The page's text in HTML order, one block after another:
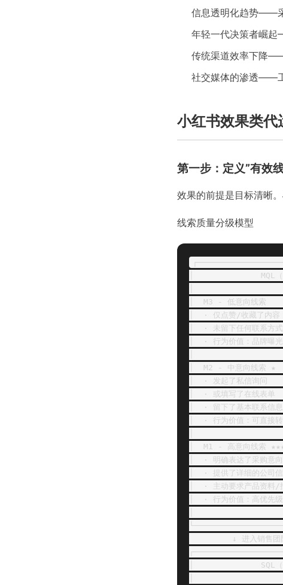
信息透明化趋势——
年轻一代决策者崛
传统渠道效率下降
社交媒体的渗透——
小红书效果类代
第一步：定义”有效
效果的前提是目标清晰。
线索质量分级模型
│              MQL（
│  M3 - 低意向
│  · 仅点赞/收藏
│  · 未留下任何
│  · 行为价值：品牌
│  M2 - 中意向
│  · 发起了私信
│  · 或填写了在
│  · 留下了基本联系
│  · 行为价值：可直
│  M1 - 高意向线
│  · 明确表达了采
│  · 提供了详细的公
│  · 主动要求产品
│  · 行为价值：高
↓ 进入销售团
│              SQL（